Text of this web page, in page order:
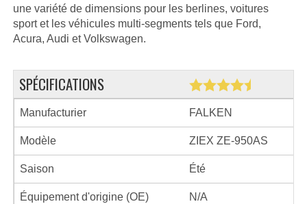
une variété de dimensions pour les berlines, voitures
sport et les véhicules multi-segments tels que Ford,
Acura, Audi et Volkswagen.
SPÉCIFICATIONS
Manufacturier FALKEN
Modèle ZIEX ZE-950AS
Saison Été
Équipement d'origine (OE) N/A